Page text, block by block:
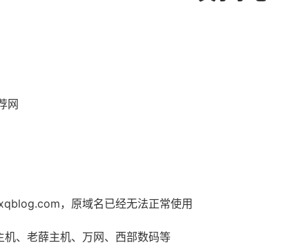
网
，原域名已经无法正常使用
、老薛主机、万网、西部数码等